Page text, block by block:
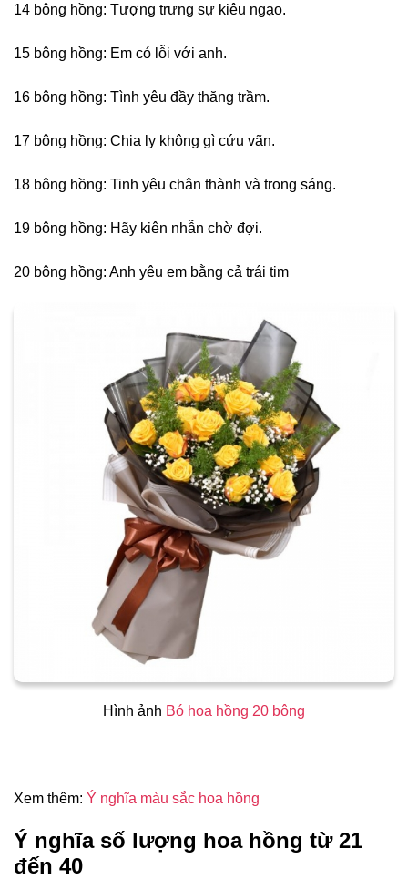
14 bông hồng: Tượng trưng sự kiêu ngạo.
15 bông hồng: Em có lỗi với anh.
16 bông hồng: Tình yêu đầy thăng trầm.
17 bông hồng: Chia ly không gì cứu vãn.
18 bông hồng: Tinh yêu chân thành và trong sáng.
19 bông hồng: Hãy kiên nhẫn chờ đợi.
20 bông hồng: Anh yêu em bằng cả trái tim
Hình ảnh Bó hoa hồng 20 bông
Xem thêm: Ý nghĩa màu sắc hoa hồng
Ý nghĩa số lượng hoa hồng từ 21
đến 40